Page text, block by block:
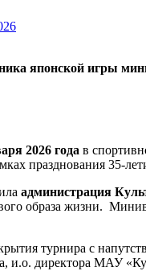
японской игры
2026 года в
празднования 35-
администрация
образа жизни.
турнира с
и.о. директора МАУ